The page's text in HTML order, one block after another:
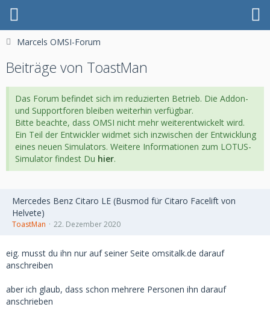
Marcels OMSI-Forum
Beiträge von ToastMan
Das Forum befindet sich im reduzierten Betrieb. Die Addon-
und Supportforen bleiben weiterhin verfügbar.
Bitte beachte, dass OMSI nicht mehr weiterentwickelt wird.
Ein Teil der Entwickler widmet sich inzwischen der Entwicklung
eines neuen Simulators. Weitere Informationen zum LOTUS-
Simulator findest Du hier.
Mercedes Benz Citaro LE (Busmod für Citaro Facelift von
Helvete)
ToastMan 22. Dezember 2020
eig. musst du ihn nur auf seiner Seite omsitalk.de darauf
anschreiben
aber ich glaub, dass schon mehrere Personen ihn darauf
anschrieben